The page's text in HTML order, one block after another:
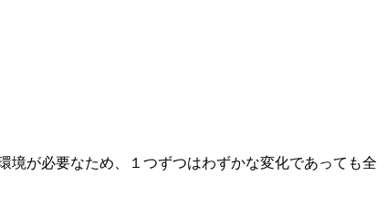
が必要なため、１つずつはわずかな変化であっても全